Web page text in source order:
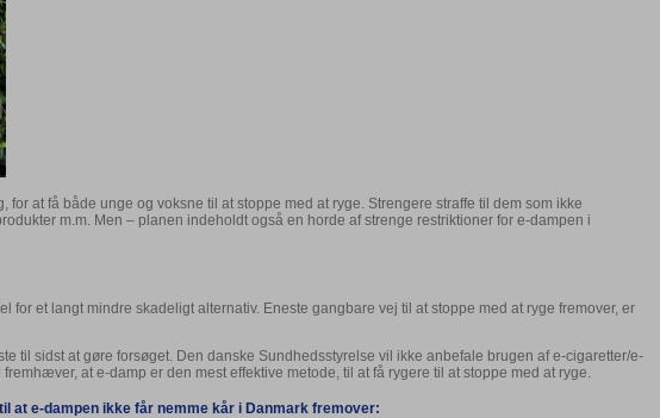
at få både unge og voksne til at stoppe med at ryge. Strengere straffe til dem som ikke
m.m. Men – planen indeholdt også en horde af strenge restriktioner for e-dampen i
et langt mindre skadeligt alternativ. Eneste gangbare vej til at stoppe med at ryge fremover, er
til sidst at gøre forsøget. Den danske Sundhedsstyrelse vil ikke anbefale brugen af e-cigaretter/e-
at e-damp er den mest effektive metode, til at få rygere til at stoppe med at ryge.
at e-dampen ikke får nemme kår i Danmark fremover: